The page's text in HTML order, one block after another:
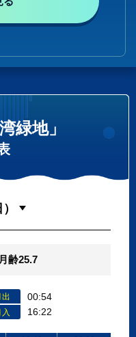
緑地」
月齢25.7
出 00:54
入 16:22